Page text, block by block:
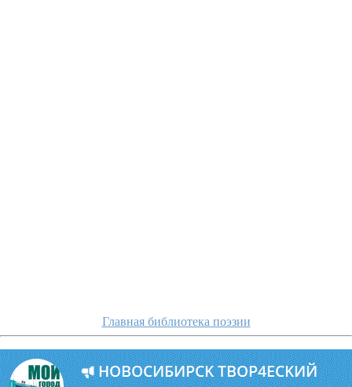
Главная библиотека поэзии